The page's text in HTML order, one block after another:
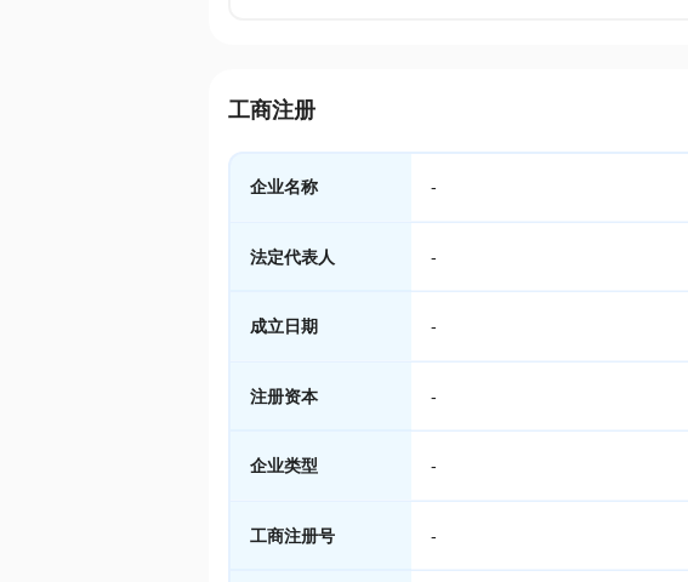
工商注册
企业名称 -
法定代表人 -
成立日期 -
注册资本 -
企业类型 -
工商注册号 -